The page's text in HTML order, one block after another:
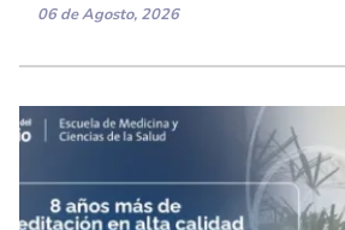
06 de Agosto, 2026